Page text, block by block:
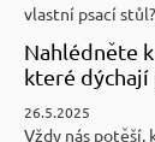
vlastní psací
Nahlédněte
které
26.5.2025
Vždy nás potěší,